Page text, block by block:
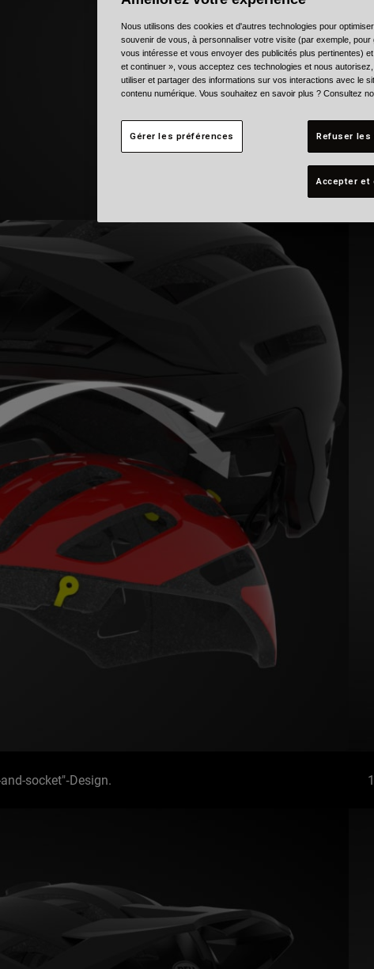
socket"‑Design.
Nous utilisons des cookies et d'autres technologies pour
souvenir de vous, à personnaliser votre visite (par exemple,
vous intéresse et vous envoyer des publicités plus pertinentes)
et continuer », vous acceptez ces technologies et nous
utiliser et partager des informations sur vos interactions avec le
contenu numérique. Vous souhaitez en savoir plus ? Consultez
Gérer les préférences Refuser
Accepter et